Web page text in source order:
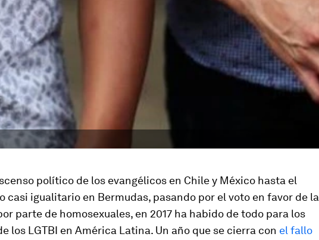
político de los evangélicos en Chile y México hasta el
casi igualitario en Bermudas, pasando por el voto en favor de la
parte de homosexuales, en 2017 ha habido de todo para los
los LGTBI en América Latina. Un año que se cierra con el fallo